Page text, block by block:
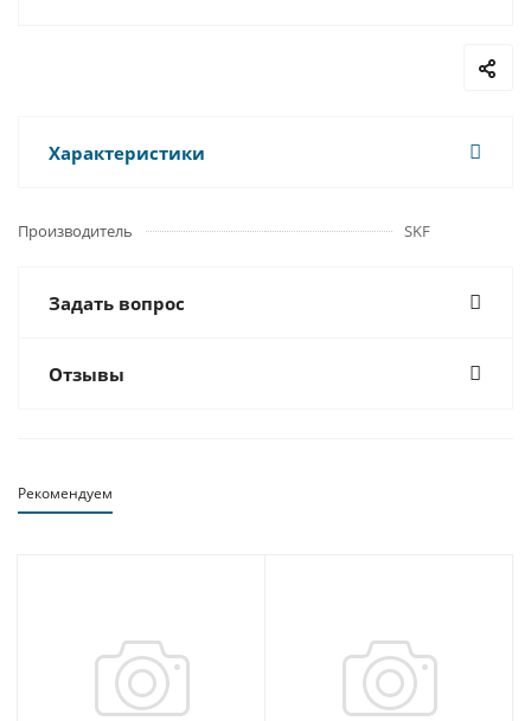
Характеристики
Производитель SKF
Задать вопрос
Отзывы
Рекомендуем